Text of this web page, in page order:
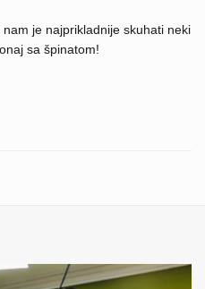
je najprikladnije skuhati neki
sa špinatom!